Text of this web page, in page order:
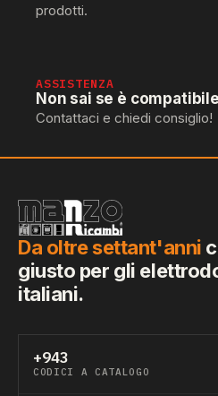
prodotti.
ASSISTENZA
Non sai se è
Contattaci e chiedi consiglio!
Da oltre settant'anni
giusto per gli
italiani.
+943
CODICI A CATALOGO